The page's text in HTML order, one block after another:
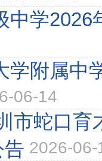
中学2026
学附属中
06-14
市蛇口育
告 2026-06-